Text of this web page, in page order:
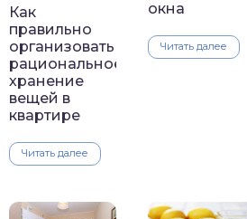
Как
правильно
организовать
рациональное
хранение
вещей в
квартире
Читать далее
окна
Читать далее